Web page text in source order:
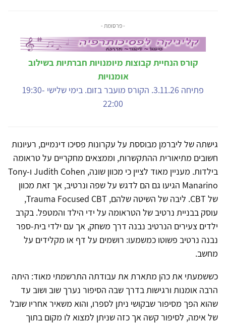
- פרסומת -
קורס הנחיית קבוצות מיומנויות חברתיות בשילוב
אומנויות
פתיחה 3.11.26. הקורס מועבר בזום. בימי שלישי 19:30-
22:00
גישתה של ליברמן מבוססת על עקרונות פסיכו דינמיים, רעיונות
חשובים מתיאורית ההתקשרות, וממצאים מחקריים על טראומה
בילדות. מעניין מאוד לציין כי מכוון שונה, Judith Cohen ו-Tony
Manarino הגיעו גם הם לדגש על שפה ונרטיב, אך זאת מכוון
של CBT. ליבה של השיטה שלהם, Trauma Focused CBT,
עוסק בבניית נרטיב של הטראומה על ידי הילד והמטפל. בקרב
ילדים צעירים הנרטיב נבנה דרך משחק, אך עם ילדי בית-ספר
נבנה נרטיב פשוטו כמשמעו: רושמים על דף או מקלידים על
מחשב.
כששמעתי את כהן מתארת את עבודתה התרשמתי מאוד: היתה
הרבה אומנות ורגישות בדרך שבה הסיפור נערך שוב ושוב עד
שהוא הפך מסיפור שבקושי ניתן לספרו, והוא משאיר אחריו שובל
של אימה, לסיפור קשה אך כזה שניתן למצוא לו מקום בתוך